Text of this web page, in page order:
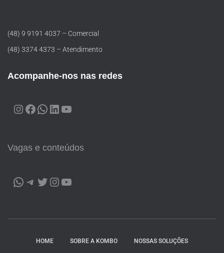
(48) 9 9191 4037 – Comercial
(48) 3374 4373 – Atendimento
Acompanhe-nos nas redes
Vagas e conteúdos
HOME SOBRE A KOMBO NOSSAS SOLUÇÕES